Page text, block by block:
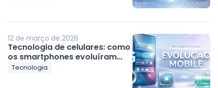
12 de março de 2026
Tecnologia de celulares: como
os smartphones evoluíram...
Tecnologia